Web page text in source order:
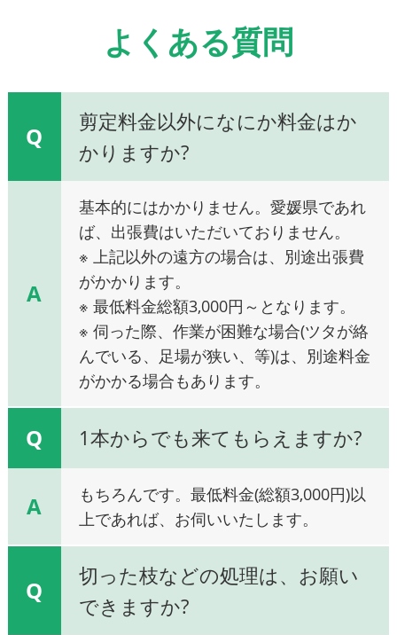
よくある質問
Q
剪定料金以外になにか料金はか
かりますか?
A
基本的にはかかりません。愛媛県であれ
ば、出張費はいただいておりません。
※ 上記以外の遠方の場合は、別途出張費
がかかります。
※ 最低料金総額3,000円～となります。
※ 伺った際、作業が困難な場合(ツタが絡
んでいる、足場が狭い、等)は、別途料金
がかかる場合もあります。
Q 1本からでも来てもらえますか?
A
もちろんです。最低料金(総額3,000円)以
上であれば、お伺いいたします。
Q
切った枝などの処理は、お願い
できますか?